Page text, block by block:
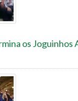
os Joguinhos